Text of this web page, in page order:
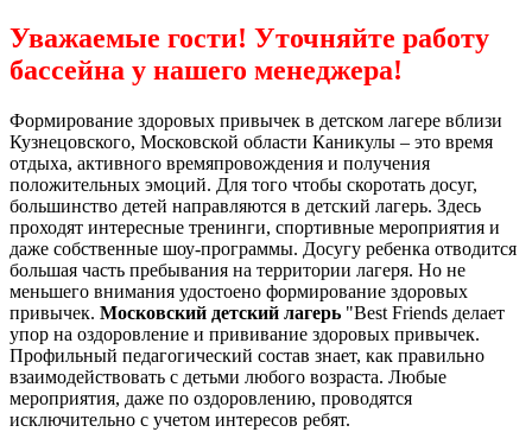
Уважаемые гости! Уточняйте работу
бассейна у нашего менеджера!
Формирование здоровых привычек в детском лагере вблизи
Кузнецовского, Московской области Каникулы – это время
отдыха, активного времяпровождения и получения
положительных эмоций. Для того чтобы скоротать досуг,
большинство детей направляются в детский лагерь. Здесь
проходят интересные тренинги, спортивные мероприятия и
даже собственные шоу-программы. Досугу ребенка отводится
большая часть пребывания на территории лагеря. Но не
меньшего внимания удостоено формирование здоровых
привычек. Московский детский лагерь "Best Friends делает
упор на оздоровление и прививание здоровых привычек.
Профильный педагогический состав знает, как правильно
взаимодействовать с детьми любого возраста. Любые
мероприятия, даже по оздоровлению, проводятся
исключительно с учетом интересов ребят.